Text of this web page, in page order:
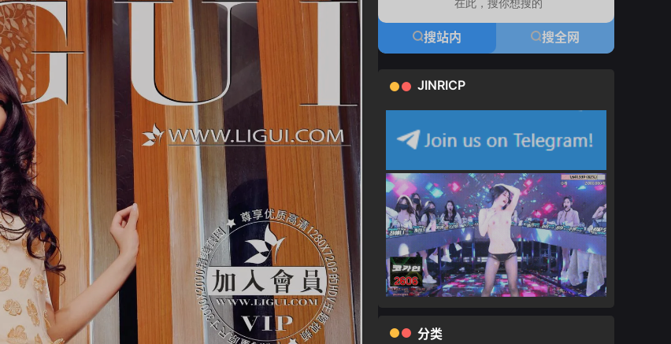
搜站内 搜全网
JINRICP
分类